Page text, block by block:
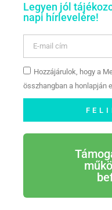
Legyen jól
napi hírlevelére!
Hozzájárulok, hogy a
összhangban a honlapján